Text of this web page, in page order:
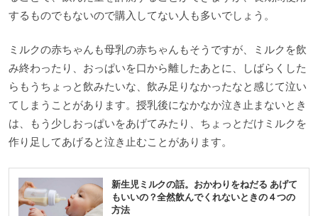
するものでもないので購入してない人も多いでしょう。
ミルクの赤ちゃんも母乳の赤ちゃんもそうですが、ミルクを飲
み終わったり、おっぱいを口から離したあとに、しばらくした
らもうちょっと飲みたいな、飲み足りなかったなと感じて泣い
てしまうことがあります。授乳後になかなか泣き止まないとき
は、もう少しおっぱいをあげてみたり、ちょっとだけミルクを
作り足してあげると泣き止むことがあります。
新生児ミルクの話。おかわりをねだる あげて
もいいの？全然飲んでくれないときの４つの
方法